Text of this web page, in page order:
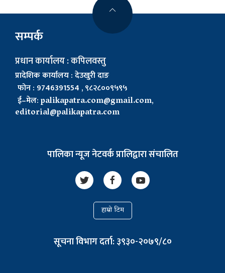
सम्पर्क
प्रधान कार्यालय : कपिलवस्तु
प्रादेशिक कार्यालय : देउखुरी दाङ
फोन : 9746391554 , ९८२८००९५९५
ई–मेल:palikapatra.com@gmail.com,
editorial@palikapatra.com
पालिका न्यूज नेटवर्क प्रालिद्वारा संचालित
हाम्रो टिम
सूचना विभाग दर्ता: ३९३०-२०७९/८०